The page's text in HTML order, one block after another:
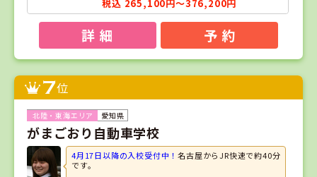
税込 265,100円～376,200円
詳 細 予 約
7位
愛知県
がまごおり自動車学校
4月17日以降の入校受付中！名古屋からJR快速で約40分
です。